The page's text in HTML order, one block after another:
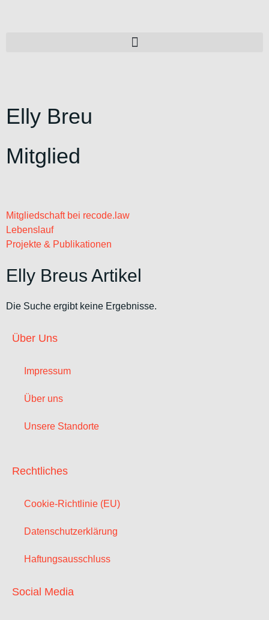
Elly Breu
Mitglied
Mitgliedschaft bei recode.law
Lebenslauf
Projekte & Publikationen
Elly Breus Artikel
Die Suche ergibt keine Ergebnisse.
Über Uns
Impressum
Über uns
Unsere Standorte
Rechtliches
Cookie-Richtlinie (EU)
Datenschutzerklärung
Haftungsausschluss
Social Media